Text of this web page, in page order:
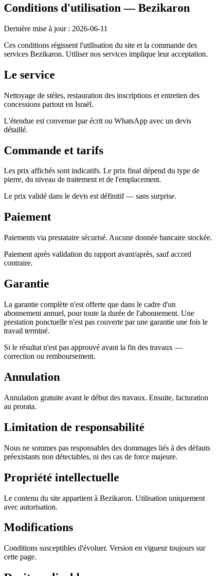
Conditions d'utilisation — Bezikaron
Dernière mise à jour : 2026-06-11
Ces conditions régissent l'utilisation du site et la commande des
services Bezikaron. Utiliser nos services implique leur acceptation.
Le service
Nettoyage de stèles, restauration des inscriptions et entretien des
concessions partout en Israël.
L'étendue est convenue par écrit ou WhatsApp avec un devis
détaillé.
Commande et tarifs
Les prix affichés sont indicatifs. Le prix final dépend du type de
pierre, du niveau de traitement et de l'emplacement.
Le prix validé dans le devis est définitif — sans surprise.
Paiement
Paiements via prestataire sécurisé. Aucune donnée bancaire stockée.
Paiement après validation du rapport avant/après, sauf accord
contraire.
Garantie
La garantie complète n'est offerte que dans le cadre d'un
abonnement annuel, pour toute la durée de l'abonnement. Une
prestation ponctuelle n'est pas couverte par une garantie une fois le
travail terminé.
Si le résultat n'est pas approuvé avant la fin des travaux —
correction ou remboursement.
Annulation
Annulation gratuite avant le début des travaux. Ensuite, facturation
au prorata.
Limitation de responsabilité
Nous ne sommes pas responsables des dommages liés à des défauts
préexistants non détectables, ni des cas de force majeure.
Propriété intellectuelle
Le contenu du site appartient à Bezikaron. Utilisation uniquement
avec autorisation.
Modifications
Conditions susceptibles d'évoluer. Version en vigueur toujours sur
cette page.